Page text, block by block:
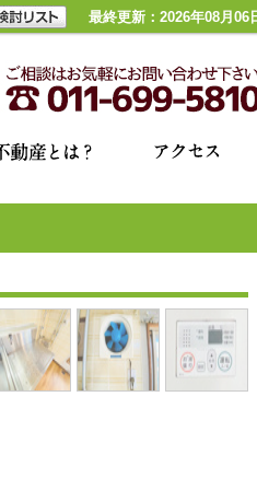
最終更新：2026年08月06